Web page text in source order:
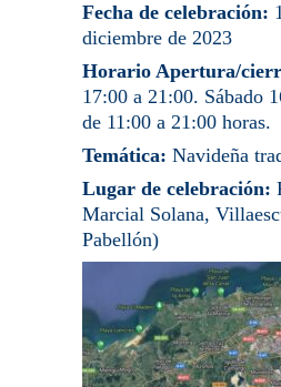
Fecha de celebración:
diciembre de 2023
Horario Apertura/
17:00 a 21:00. Sábado
de 11:00 a 21:00 horas.
Temática: Navideña
Lugar de celebración:
Marcial Solana,
Pabellón)